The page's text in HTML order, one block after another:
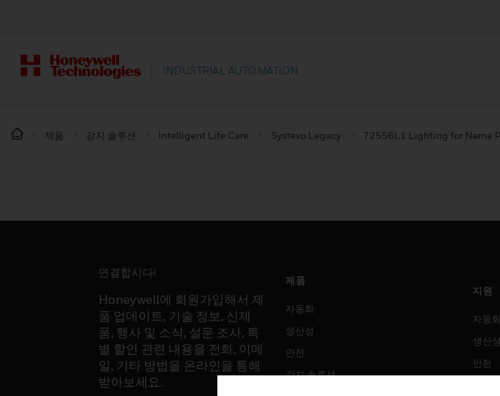
INDUSTRIAL AUTOMATION
제품 감지 솔루션 Intelligent Life Care Systevo Legacy 72556L1 Lighting for Name
연결합시다!
Honeywell에 회원가입해서 제
품 업데이트, 기술 정보, 신제
품, 행사 및 소식, 설문 조사, 특
별 할인 관련 내용을 전화, 이메
일, 기타 방법을 온라인을 통해
받아보세요.
제품
자동화
생산성
안전
감지 솔루션
지원
자동화
생산성
안전